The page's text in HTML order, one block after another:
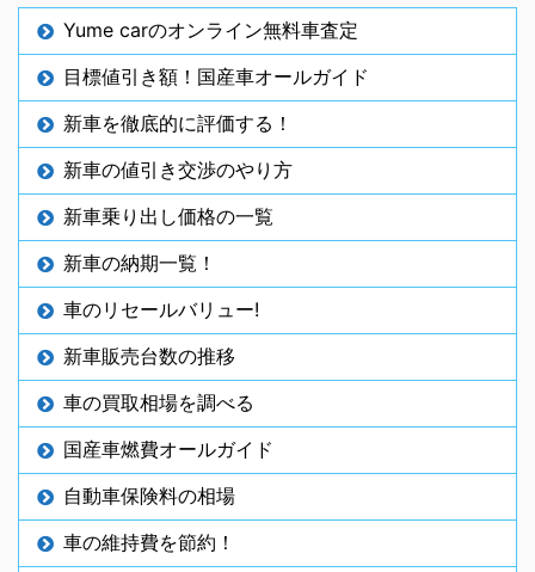
Yume carのオンライン無料車査定
目標値引き額！国産車オールガイド
新車を徹底的に評価する！
新車の値引き交渉のやり方
新車乗り出し価格の一覧
新車の納期一覧！
車のリセールバリュー!
新車販売台数の推移
車の買取相場を調べる
国産車燃費オールガイド
自動車保険料の相場
車の維持費を節約！